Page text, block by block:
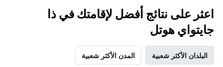
اعثر على نتائج أفضل لإقامتك في ذا
جايتواي هوتل
البلدان الأكثر شعبية المدن الأكثر شعبية